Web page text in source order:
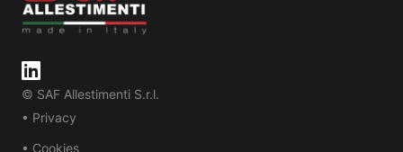
© SAF Allestimenti S.r.l.
• Privacy
• Cookies